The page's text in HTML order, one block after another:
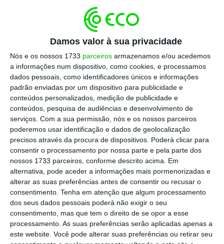
Damos valor à sua privacidade
Nós e os nossos 1733 parceiros armazenamos e/ou acedemos
a informações num dispositivo, como cookies, e processamos
dados pessoais, como identificadores únicos e informações
padrão enviadas por um dispositivo para publicidade e
conteúdos personalizados, medição de publicidade e
conteúdos, pesquisa de audiências e desenvolvimento de
serviços. Com a sua permissão, nós e os nossos parceiros
poderemos usar identificação e dados de geolocalização
precisos através da procura de dispositivos. Poderá clicar para
consentir o processamento por nossa parte e pela parte dos
nossos 1733 parceiros, conforme descrito acima. Em
alternativa, pode aceder a informações mais pormenorizadas e
alterar as suas preferências antes de consentir ou recusar o
consentimento. Tenha em atenção que algum processamento
dos seus dados pessoais poderá não exigir o seu
consentimento, mas que tem o direito de se opor a esse
processamento. As suas preferências serão aplicadas apenas a
este website. Você pode alterar suas preferências ou retirar seu
Confederações agrícolas criticam fim das direções
Ler Mais
O Governoaprovou na semana passada, em
Conselho de Ministros, a resolução que dá
início à transferência e partilha de
competências de serviços regionais do Estado
para as Comissões de Coordenação e
Desenvolvimento Regional (CCDR), em nove
áreas, estimando que a reforma esteja
concluída até ao final do primeiro trimestre
de 2024.
As atribuições a transferir dizem respeito às
áreas da economia, da cultura, da educação,